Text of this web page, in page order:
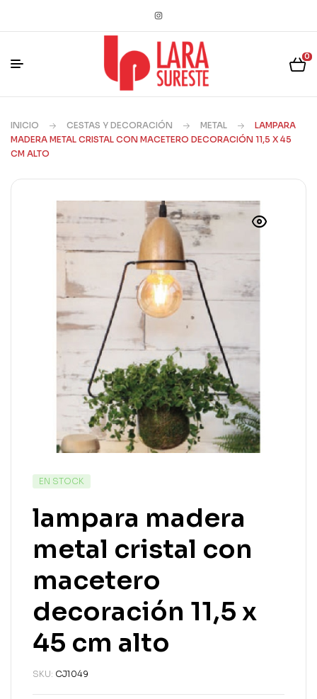
0
INICIO CESTAS Y DECORACIÓN METAL
LAMPARA
MADERA METAL CRISTAL CON MACETERO DECORACIÓN 11,5 X 45
CM ALTO
EN STOCK
lampara madera
metal cristal con
macetero
decoración 11,5 x
45 cm alto
SKU: CJ1049